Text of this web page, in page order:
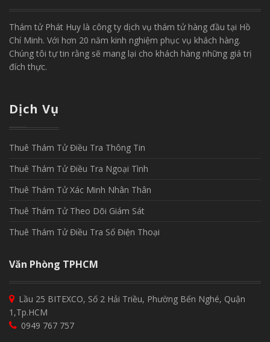
Thám tử Phát Huy là công ty dịch vụ thám tử hàng đầu tại Hồ
Chí Minh. Với hơn 20 năm kinh nghiệm phục vụ khách hàng.
Chúng tôi tự tin rằng sẽ mang lại cho khách hàng những giá trị
đích thực.
Dịch Vụ
Thuê Thám Tử Điều Tra Thông Tin
Thuê Thám Tử Điều Tra Ngoại Tình
Thuê Thám Tử Xác Minh Nhân Thân
Thuê Thám Tử Theo Dõi Giám Sát
Thuê Thám Tử Điều Tra Số Điện Thoại
Văn Phòng TPHCM
Lầu 25 BITEXCO, Số 2 Hải Triều, Phường Bến Nghé, Quận
1,Tp.HCM
0949 767 757